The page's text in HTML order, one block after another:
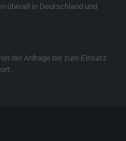
überall in Deutschland und
der Anfrage bis zum Einsatz